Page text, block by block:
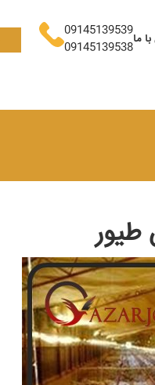
ما09145139539
09145139538
طیور